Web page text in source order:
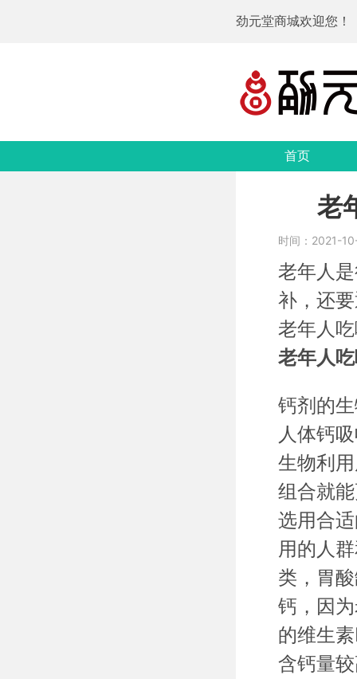
劲元堂商城欢迎您！
首页
老
时间：2021-
老年人
补，还
老年人
老年人
钙剂的
人体钙
生物利
组合就
选用合
用的人
类，胃
钙，因
的维生
含钙量